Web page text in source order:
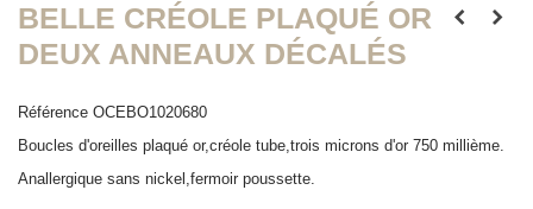
BELLE CRÉOLE PLAQUÉ OR
DEUX ANNEAUX DÉCALÉS
Référence OCEBO1020680
Boucles d'oreilles plaqué or,créole tube,trois microns d'or 750 millième.
Anallergique sans nickel,fermoir poussette.